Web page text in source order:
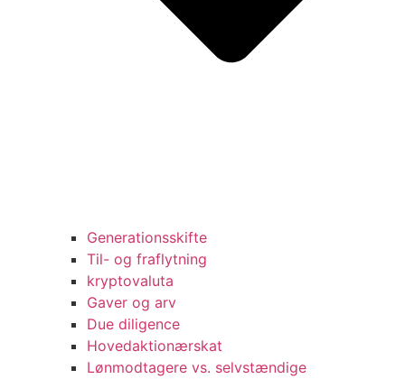
Generationsskifte
Til- og fraflytning
kryptovaluta
Gaver og arv
Due diligence
Hovedaktionærskat
Lønmodtagere vs. selvstændige